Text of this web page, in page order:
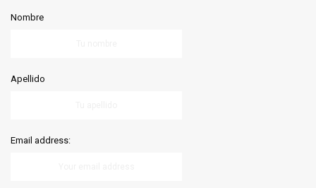
Nombre
Apellido
Email address: